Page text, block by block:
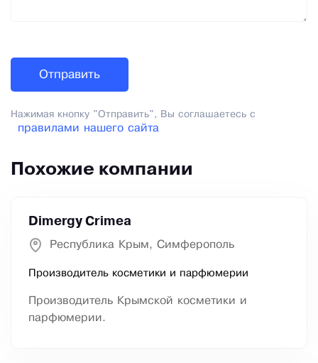
Нажимая кнопку "Отправить", Вы соглашаетесь с
правилами нашего сайта
Похожие компании
Dimergy Crimea
Республика Крым, Симферополь
Производитель косметики и парфюмерии
Производитель Крымской косметики и
парфюмерии.